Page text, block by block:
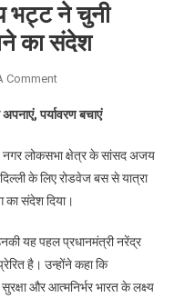
भट्ट ने चुनी
का संदेश
CommentOn
जाने
सांसद
अजय
भट्ट
चुनी
रोडवेज
बस,
पर्यावरण बचाएं
नगर लोकसभा क्षेत्र के सांसद अजय
के लिए रोडवेज बस से यात्रा
का संदेश दिया।
यह पहल प्रधानमंत्री नरेंद्र
है। उन्होंने कहा कि
और आत्मनिर्भर भारत के लक्ष्य